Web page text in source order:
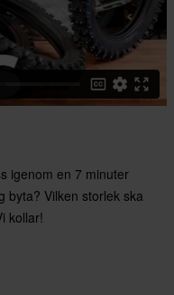
igenom en 7 minuter
byta? Vilken storlek ska
kollar!